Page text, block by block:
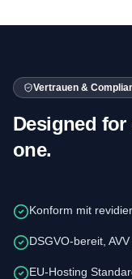
Vertrauen &
Designed
one.
Konform mit
DSGVO-bereit,
EU-Hosting